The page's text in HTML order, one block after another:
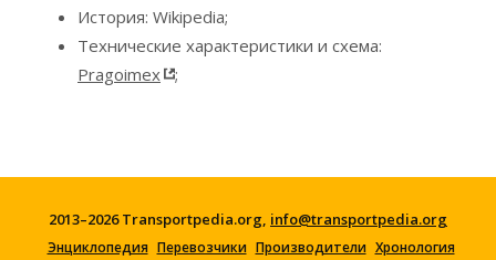
История: Wikipedia;
Технические характеристики и схема:
Pragoimex
;
2013–2026 Transportpedia.org, info@transportpedia.org
Энциклопедия Перевозчики Производители Хронология